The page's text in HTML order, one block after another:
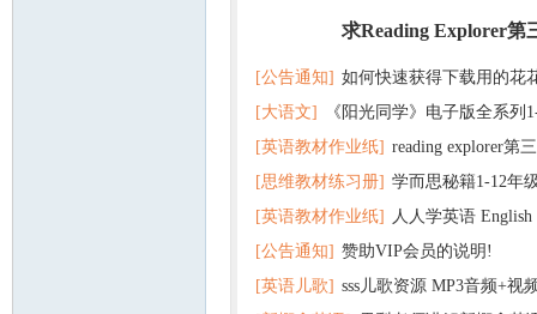
求Reading Explorer第
[公告通知] 如何快速获得下载用的花
[大语文]
《阳光同学》电子版全系列
+英语
[英语教材作业纸] reading explorer第
+音频 百度云网盘下载
[思维教材练习册] 学而思秘籍1-12年
子版PDF全册 百度网盘
[英语教材作业纸] 人人学英语
版pdf 百度网盘下载
[公告通知] 赞助VIP会员的说明!
[英语儿歌] sss儿歌资源 MP3音频+视